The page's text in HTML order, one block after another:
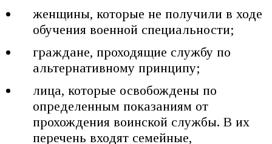
женщины, которые не получили в ходе
обучения военной специальности;
граждане, проходящие службу по
альтернативному принципу;
лица, которые освобождены по
определенным показаниям от
прохождения воинской службы. В их
перечень входят семейные,